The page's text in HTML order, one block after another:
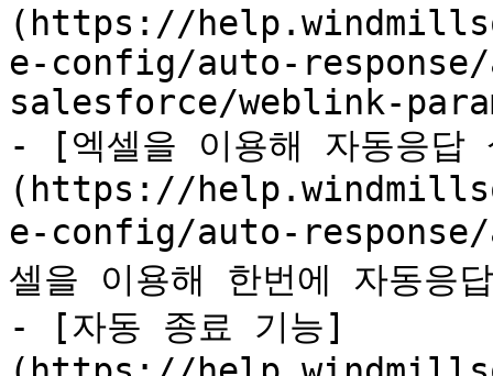
(https://
e-config/auto-
salesforce/weblink-
- [엑셀을 이용해 자동응답
(https://
e-config/auto-
셀을 이용해 한번에 자동응
- [자동 종료 기능]